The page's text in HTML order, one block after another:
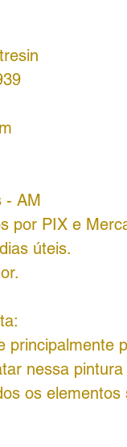
- AM
por PIX e
úteis.
principalmente
nessa
os elementos